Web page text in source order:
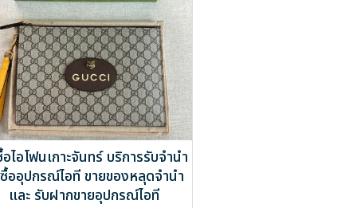
ไอโฟนเกาะจันทร์ บริการรับจำนำ
ออุปกรณ์ไอที ขายของหลุดจำนำ
และ รับฝากขายอุปกรณ์ไอที